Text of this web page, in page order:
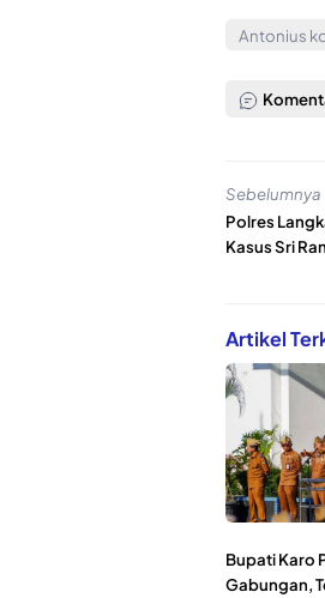
Antonius
Sebelumnya
Polres
Kasus Sri
Artikel
Bupati Karo
Gabungan,